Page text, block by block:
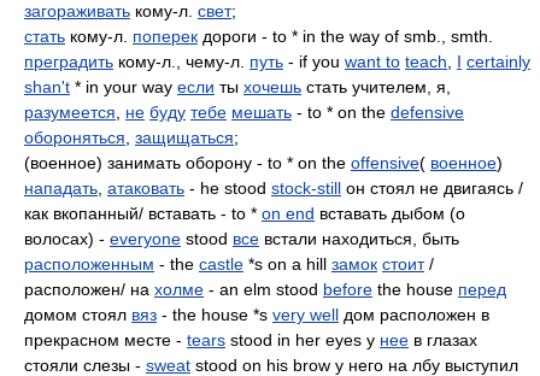
загораживать кому-л. свет;
стать кому-л. поперек дороги - to * in the way of smb., smth.
преградить кому-л., чему-л. путь - if you want to teach I certainly
shan't * in your way если ты хочешь стать учителем, я,
разумеется
не буду тебе мешать - to * on the defensive
обороняться защищаться;
(военное) занимать оборону - to * on the offensive( военное)
нападать атаковать - he stood stock-still он стоял не двигаясь /
как вкопанный/ вставать - to * on end вставать дыбом (о
волосах) - everyone stood все встали находиться, быть
расположенным - the castle *s on a hill замок стоит/
расположен/ на холме - an elm stood before the house перед
домом стоял вяз - the house *s very well дом расположен в
прекрасном месте - tears stood in her eyes у нее в глазах
стояли слезы - sweat stood on his brow у него на лбу выступил